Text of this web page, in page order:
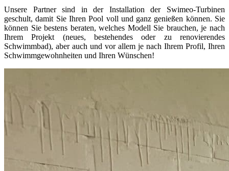
Unsere Partner sind in der Installation der Swimeo-Turbinen
geschult, damit Sie Ihren Pool voll und ganz genießen können. Sie
können Sie bestens beraten, welches Modell Sie brauchen, je nach
Ihrem Projekt (neues, bestehendes oder zu renovierendes
Schwimmbad), aber auch und vor allem je nach Ihrem Profil, Ihren
Schwimmgewohnheiten und Ihren Wünschen!